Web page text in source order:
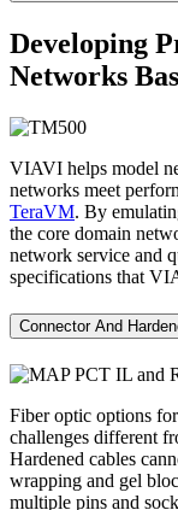
Developing
Networks
VIAVI helps model
networks meet
TeraVM. By
the core domain
network service and
specifications that
Connector And
Fiber optic options
challenges different
Hardened cables
wrapping and gel
multiple pins and